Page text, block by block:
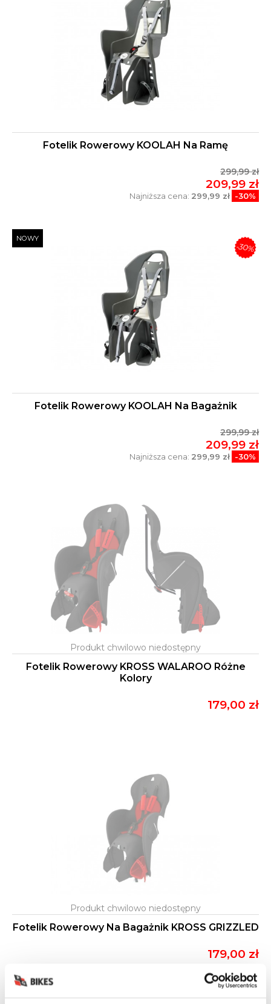
Fotelik Rowerowy KOOLAH Na Ramę
299,99 zł
209,99 zł
Najniższa cena: 299,99 zł -30%
Fotelik Rowerowy KOOLAH Na Bagażnik
299,99 zł
209,99 zł
Najniższa cena: 299,99 zł -30%
NOWY
-30%
Fotelik Rowerowy KROSS WALAROO Różne
Kolory
179,00 zł
Fotelik Rowerowy Na Bagażnik KROSS GRIZZLED
179,00 zł